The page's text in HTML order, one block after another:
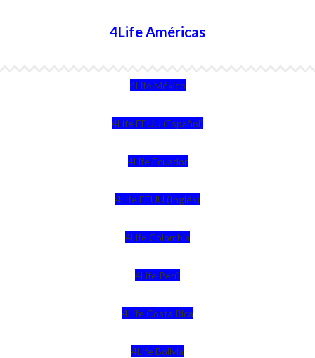
4Life Américas
4Life México
4Life EEUU (Español)
4Life Ecuador
4Life EEUU (Inglés)
4Life Colombia
4Life Perú
4Life Costa Rica
4Life Bolivia